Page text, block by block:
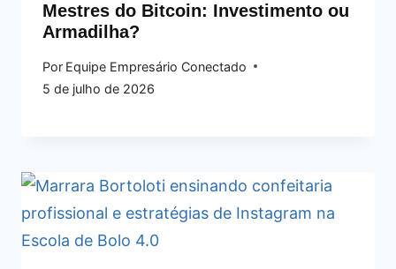
Mestres do Bitcoin: Investimento ou
Armadilha?
Por Equipe Empresário Conectado
5 de julho de 2026